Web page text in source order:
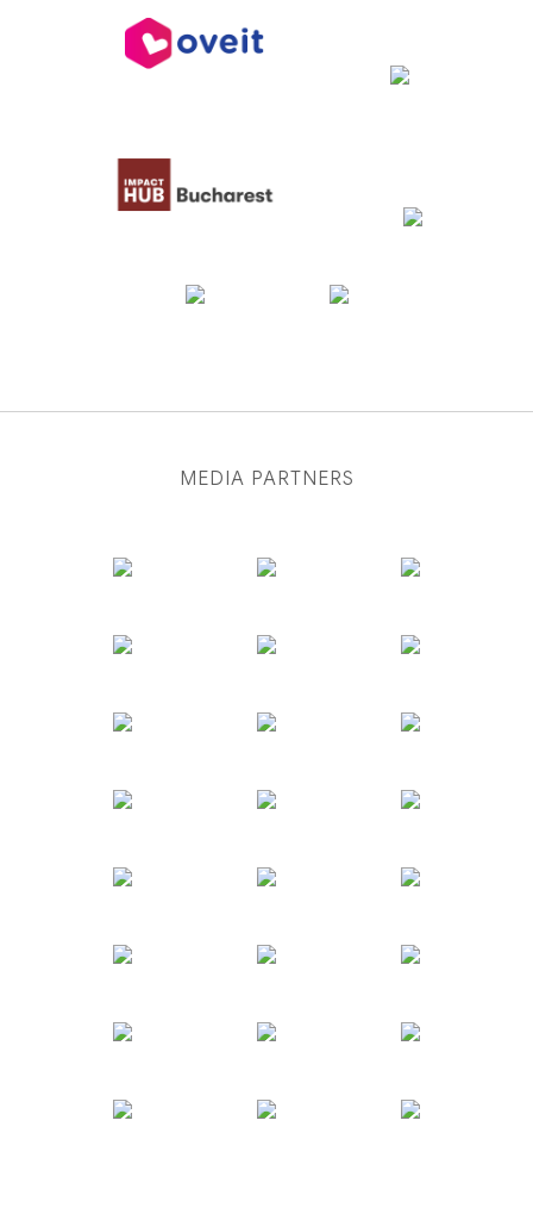
MEDIA PARTNERS